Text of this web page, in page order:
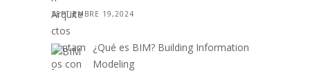
SEPTIEMBRE 19,2024
¿Qué es BIM? Building Information
Modeling